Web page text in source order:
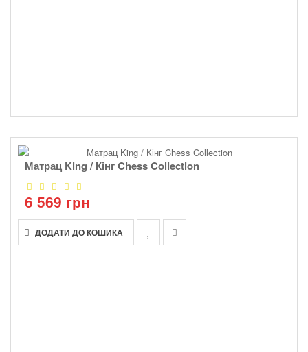
Матрац King / Кінг Chess Collection
6 569 грн
ДОДАТИ ДО КОШИКА